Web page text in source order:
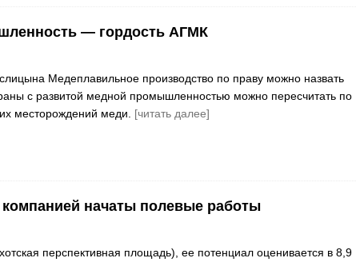
— гордость АГМК
Медеплавильное производство по праву можно назвать
с развитой медной промышленностью можно пересчитать по
месторождений меди. [читать далее]
начаты полевые работы
перспективная площадь), ее потенциал оценивается в 8,9